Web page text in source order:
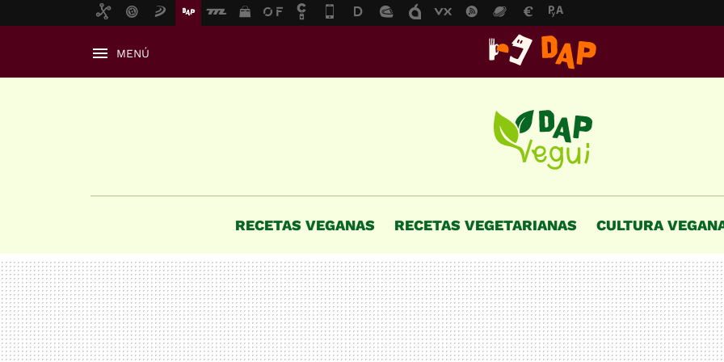
MENÚ
RECETAS VEGANAS RECETAS VEGETARIANAS CULTURA